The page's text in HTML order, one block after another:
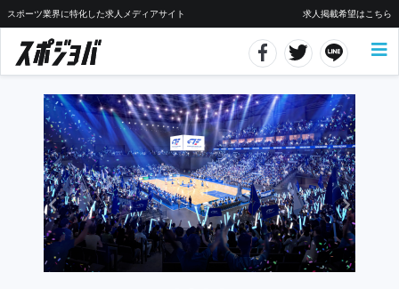
スポーツ業界に特化した求人メディアサイト 求人掲載希望はこちら